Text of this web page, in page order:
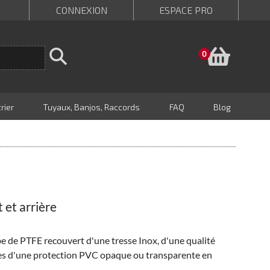
CONNEXION ESPACE PRO
0
Tuyaux, Banjos, Raccords FAQ Blog
et arrière
de PTFE recouvert d'une tresse Inox, d'une qualité
d'une protection PVC opaque ou transparente en